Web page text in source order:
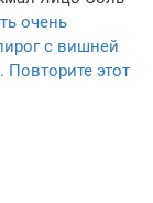
очень
с вишней
Повторите этот